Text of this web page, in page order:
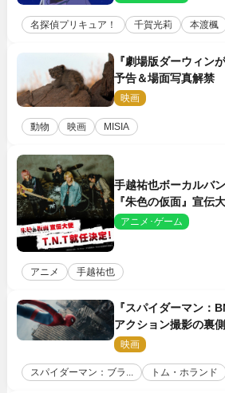
名探偵プリキュア！ 千賀光莉 本渡楓
『劇場版ダーウィン
予告＆場面写真解禁
の赤ちゃんが大集合
映画
動物 映画 MISIA
手越祐也ボーカルバ
『朱色の仮面』宣伝
アニメ･ゲーム
アニメ 手越祐也
『スパイダーマン：
アクション撮影の裏
映画
スパイダーマン：ブラ... トム・ホランド